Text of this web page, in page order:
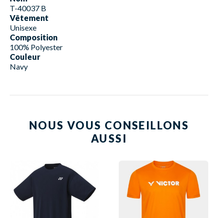
T-40037 B
Vêtement
Unisexe
Composition
100% Polyester
Couleur
Navy
NOUS VOUS CONSEILLONS
AUSSI